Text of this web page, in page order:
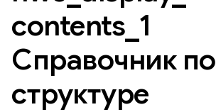
contents 1
Справочник по
структуре